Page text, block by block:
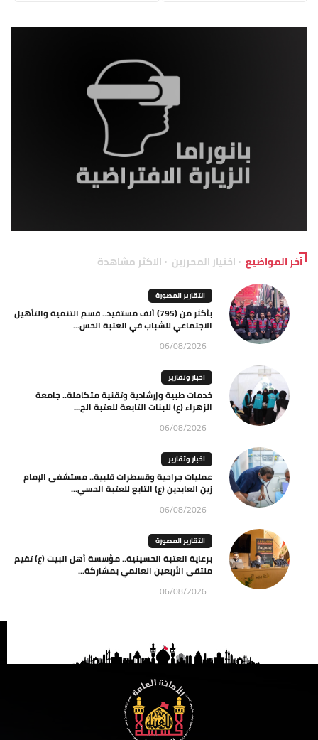
آخر المواضيع اختيار المحررين الاكثر مشاهدة
التقارير المصورة
بأكثر من (795) ألف مستفيد.. قسم التنمية والتأهيل
الاجتماعي للشباب في العتبة الحس...
06/08/2026
اخبار وتقارير
خدمات طبية وإرشادية وتقنية متكاملة.. جامعة
الزهراء (ع) للبنات التابعة للعتبة الح...
06/08/2026
اخبار وتقارير
عمليات جراحية وقسطرات قلبية.. مستشفى الإمام
زين العابدين (ع) التابع للعتبة الحسي...
06/08/2026
التقارير المصورة
برعاية العتبة الحسينية.. مؤسسة أهل البيت (ع) تقيم
ملتقى الأربعين العالمي بمشاركة...
06/08/2026